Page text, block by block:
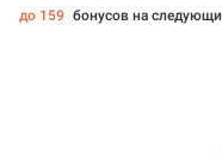
до 159 бонусов на